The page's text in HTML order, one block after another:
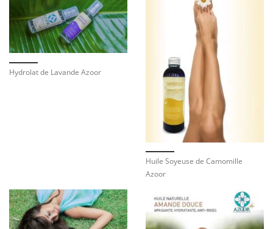
Hydrolat de Lavande Azoor
Huile Soyeuse de Camomille
Azoor